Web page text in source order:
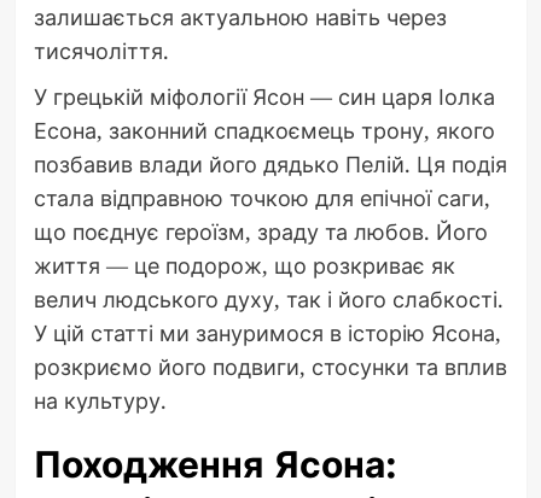
залишається актуальною навіть через
тисячоліття.
У грецькій міфології Ясон — син царя Іолка
Есона, законний спадкоємець трону, якого
позбавив влади його дядько Пелій. Ця подія
стала відправною точкою для епічної саги,
що поєднує героїзм, зраду та любов. Його
життя — це подорож, що розкриває як
велич людського духу, так і його слабкості.
У цій статті ми зануримося в історію Ясона,
розкриємо його подвиги, стосунки та вплив
на культуру.
Походження Ясона: